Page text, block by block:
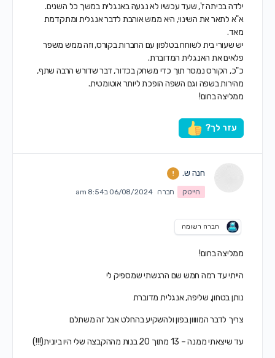
ילדה בכיתה ז', שעד עכשיו לא נגעה באנגלית במשך כל השנים.
א"א לתאר את השינוי, היא ממש אוהבת לדבר אנגלית ומתקדמת
מאד.
יש שעורי בית לשוחח בטלפון עם החברות בקורס, וזה ממש משפר
פלאים את האנגלית המדוברת.
כ"כ, הקורס נמסר תוך כדי משחק בכדור, דבר שדורש הרבה שתף,
מהירות בשפה וגם השפה הופכת ליותר אוטומטית.
ממליצה בחום!
עזר לך?
חנה ש.
הייטק חברה 06/08/2024 ב8:54 am
חברה רשומה
ממליצה בחום!
הייתי עד רמה חמש שם הרגשתי שמספיק לי
נותן בטחון, שליפה, אנגלית מדוברת
צריך לדבר המוווון בפון ולהשקיע בהחלט אבל זה משתלם
עד שיצאתי ממנה – 13 מתוך 20 בנות מההקבצה שלי היו ביונית(!!!)